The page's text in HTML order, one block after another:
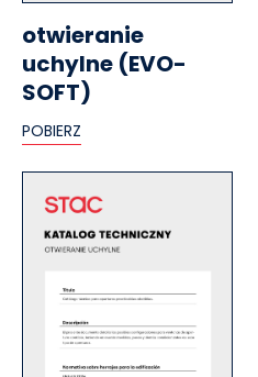
otwieranie
uchylne (EVO-
SOFT)
POBIERZ